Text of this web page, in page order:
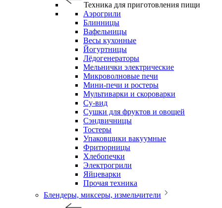
Техника для приготовления пищи
Аэрогрили
Блинницы
Вафельницы
Весы кухонные
Йогуртницы
Лёдогенераторы
Мельнички электрические
Микроволновые печи
Мини-печи и ростеры
Мультиварки и скороварки
Су-вид
Сушки для фруктов и овощей
Сэндвичницы
Тостеры
Упаковщики вакуумные
Фритюрницы
Хлебопечки
Электрогрили
Яйцеварки
Прочая техника
Блендеры, миксеры, измельчители